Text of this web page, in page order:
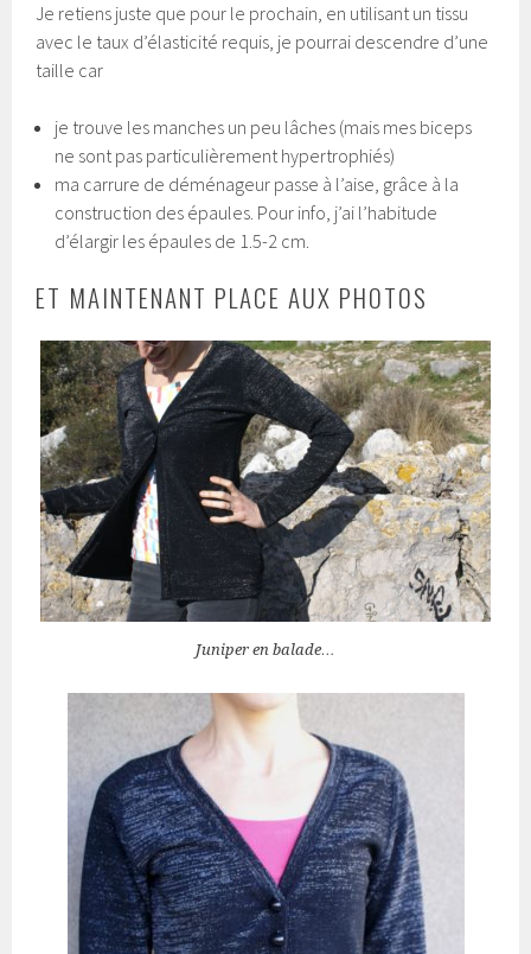
Je retiens juste que pour le prochain, en utilisant un tissu
avec le taux d’élasticité requis, je pourrai descendre d’une
taille car
je trouve les manches un peu lâches (mais mes biceps
ne sont pas particulièrement hypertrophiés)
ma carrure de déménageur passe à l’aise, grâce à la
construction des épaules. Pour info, j’ai l’habitude
d’élargir les épaules de 1.5-2 cm.
ET MAINTENANT PLACE AUX PHOTOS
Juniper en balade…